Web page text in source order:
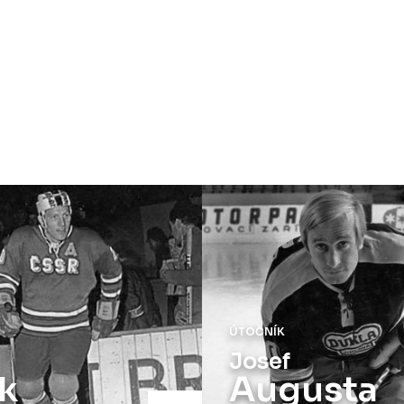
ÚTOČNÍK
Josef
Augusta